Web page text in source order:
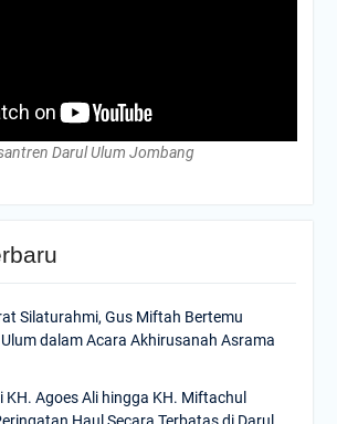
Darul Ulum Jombang
Silaturahmi, Gus Miftah Bertemu
dalam Acara Akhirusanah Asrama
KH. Agoes Ali hingga KH. Miftachul
Haul Secara Terbatas di Darul